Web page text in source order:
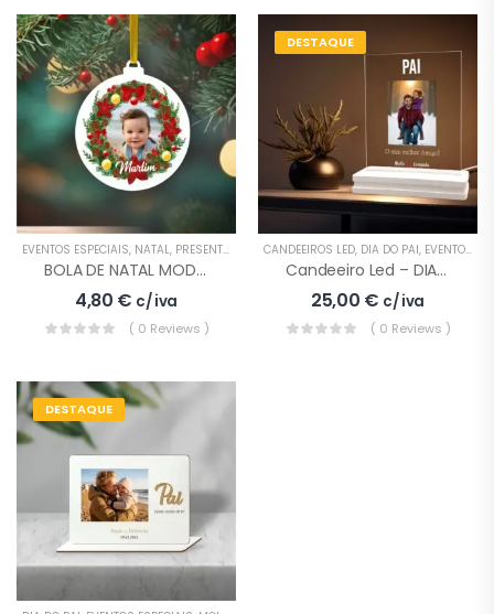
Troféu Padel
Modelo 4
9,90€c/ iva
Troféu Padel
Modelo 2
EVENTOS ESPECIAIS, NATAL, PRESENTES
BOLA DE NATAL MODELO 4
4,80 € c/ iva
( 0 Reviews )
DESTAQUE
CANDEEIROS LED, DIA DO PAI, EVENTOS ESPECIAIS
Candeeiro Led – DIA DO PAI COM FOTO
25,00 € c/ iva
( 0 Reviews )
DESTAQUE